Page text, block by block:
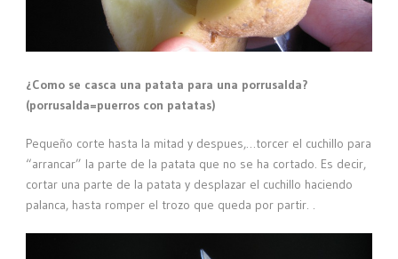
¿Como se casca una patata para una porrusalda?
(porrusalda=puerros con patatas)
Pequeño corte hasta la mitad y despues,…torcer el cuchillo para
“arrancar” la parte de la patata que no se ha cortado. Es decir,
cortar una parte de la patata y desplazar el cuchillo haciendo
palanca, hasta romper el trozo que queda por partir. .